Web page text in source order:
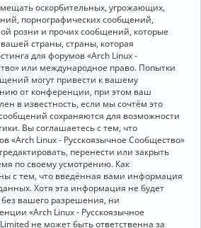
оскорбительных, угрожающих,
порнографических сообщений,
розни и прочих сообщений, которые
страны, страны, которая
для форумов «Arch Linux -
или международное право. Попытки
могут привести к вашему
от конференции, при этом ваш
в известность, если мы сочтём это
сохраняются для возможности
Вы соглашаетесь с тем, что
«Arch Linux - Русскоязычное Сообщество»
перенести или закрыть
по своему усмотрению. Как
с тем, что введённая вами информация
Хотя эта информация не будет
вашего разрешения, ни
«Arch Linux - Русскоязычное
не может быть ответственна за